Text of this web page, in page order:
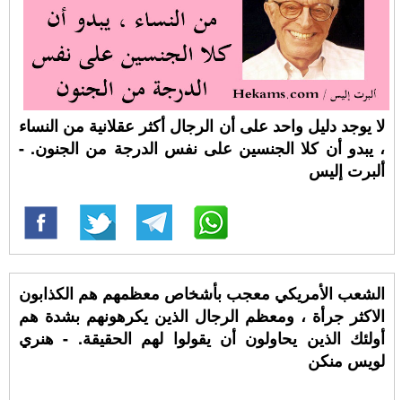
لا يوجد دليل واحد على أن الرجال أكثر عقلانية من النساء
، يبدو أن كلا الجنسين على نفس الدرجة من الجنون. -
ألبرت إليس
الشعب الأمريكي معجب بأشخاص معظمهم هم الكذابون
الاكثر جرأة ، ومعظم الرجال الذين يكرهونهم بشدة هم
أولئك الذين يحاولون أن يقولوا لهم الحقيقة. - هنري
لويس منكن